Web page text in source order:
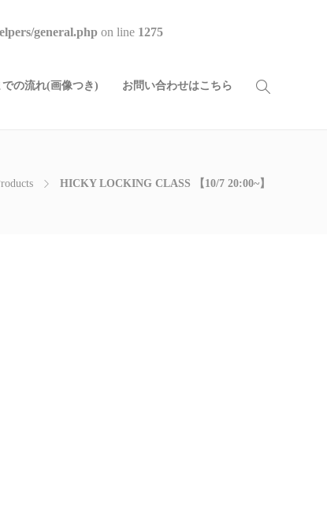
general.php on line 1275
の流れ(画像つき) お問い合わせはこちら
HICKY LOCKING CLASS 【10/7 20:00~】